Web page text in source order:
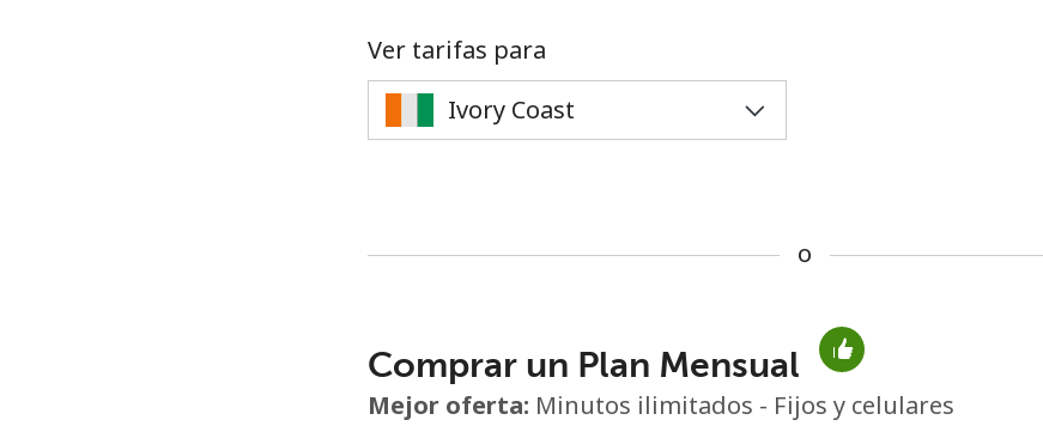
No se ha creado una contraseña
Mínimo 8 caracteres
Ver tarifas para
o
Comprar un Plan Mensual
Mejor oferta: Minutos ilimitados - Fijos y celulares